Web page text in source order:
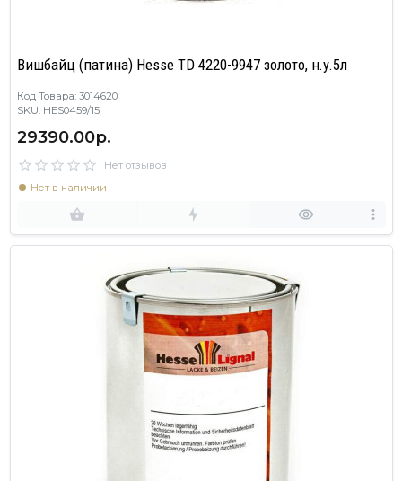
Вишбайц (патина) Hesse TD 4220-9947 золото, н.у.5л
Код Товара: 3014620
SKU: HES0459/15
29390.00р.
Нет отзывов
Нет в наличии